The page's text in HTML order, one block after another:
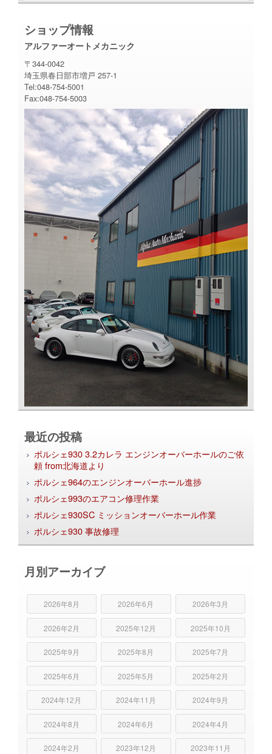
ショップ情報
アルファーオートメカニック
〒344-0042
埼玉県春日部市増戸 257-1
Tel:048-754-5001
Fax:048-754-5003
最近の投稿
ポルシェ930 3.2カレラ エンジンオーバーホールのご依
頼 from北海道より
ポルシェ964のエンジンオーバーホール進捗
ポルシェ993のエアコン修理作業
ポルシェ930SC ミッションオーバーホール作業
ポルシェ930 事故修理
月別アーカイブ
2026年8月 2026年6月 2026年3月
2026年2月 2025年12月 2025年10月
2025年9月 2025年8月 2025年7月
2025年6月 2025年5月 2025年2月
2024年12月 2024年11月 2024年9月
2024年8月 2024年6月 2024年4月
2024年2月 2023年12月 2023年11月